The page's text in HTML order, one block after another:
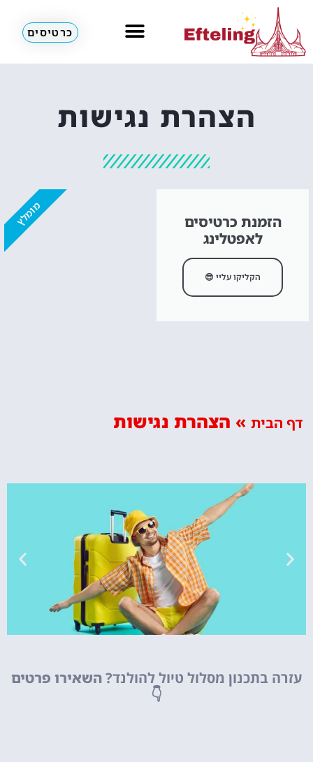
כרטיסים
הצהרת נגישות
הזמנת כרטיסים
לאפטלינג
הקליקו עליי 😎
מומלץ
דף הבית » הצהרת נגישות
מציאת
עזרה בתכנון מסלול טיול להולנד? השאירו פרטים
👇